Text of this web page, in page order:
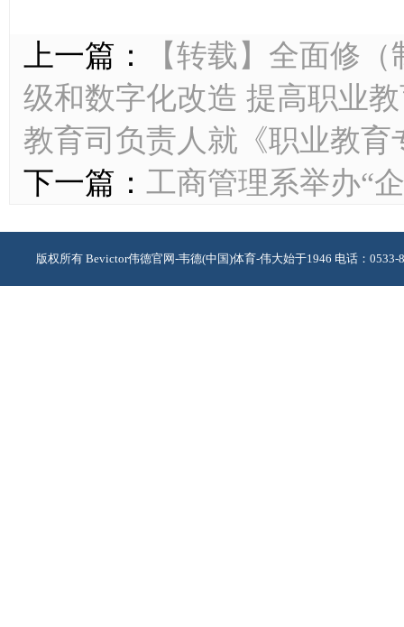
上一篇：
【转载】全面修
级和数字化改造 提高职业
教育司负责人就《职业教育
下一篇： 工商管理系举办“
版权所有 Bevictor伟德官网-韦德(中国)体育-伟大始于1946 电话：